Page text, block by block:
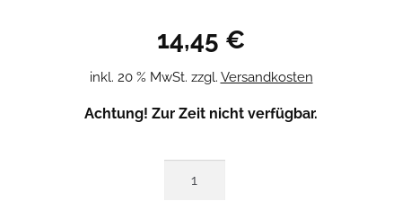
14,45 €
inkl. 20 % MwSt. zzgl. Versandkosten
Achtung! Zur Zeit nicht verfügbar.